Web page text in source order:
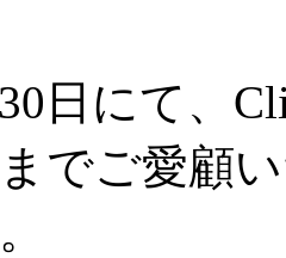
日にて、
でご愛顧